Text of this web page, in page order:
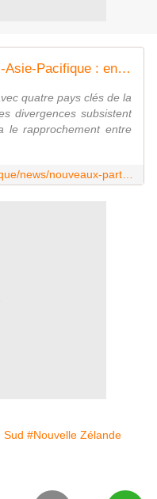
Nouveaux partenariats OTAN-Asie-Pacifique : entre certitudes sur le fond et doutes sur la forme
quatre pays clés de la
divergences subsistent
le rapprochement entre
Sud #Nouvelle Zélande